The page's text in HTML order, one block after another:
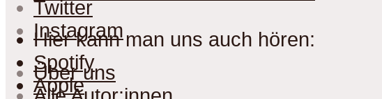
Hier kann man uns auch hören:
Spotify
Apple
Twitter
Instagram
Über uns